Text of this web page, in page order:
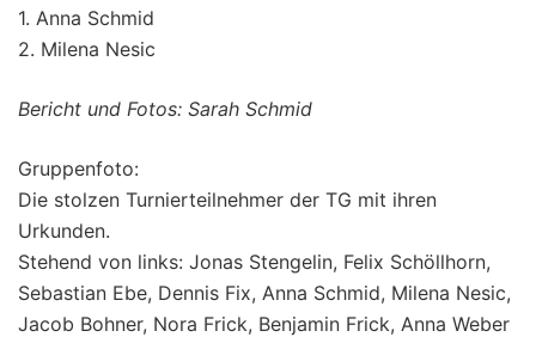
1. Anna Schmid
2. Milena Nesic
Bericht und Fotos: Sarah Schmid
Gruppenfoto:
Die stolzen Turnierteilnehmer der TG mit ihren
Urkunden.
Stehend von links: Jonas Stengelin, Felix Schöllhorn,
Sebastian Ebe, Dennis Fix, Anna Schmid, Milena Nesic,
Jacob Bohner, Nora Frick, Benjamin Frick, Anna Weber